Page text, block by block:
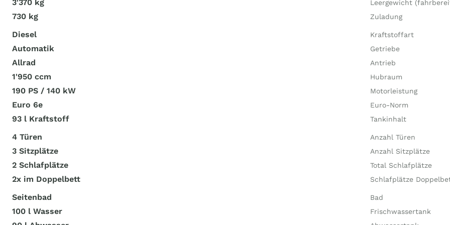
3'370 kg Leergewicht
730 kg Zuladung
Diesel Kraftstoffart
Automatik Getriebe
Allrad Antrieb
1'950 ccm Hubraum
190 PS / 140 kW Motorleistung
Euro 6e Euro-Norm
93 l Kraftstoff Tankinhalt
4 Türen Anzahl Türen
3 Sitzplätze Anzahl Sitzplätze
2 Schlafplätze Total Schlafplätze
2x im Doppelbett Schlafplätze
Seitenbad Bad
100 l Wasser Frischwassertank